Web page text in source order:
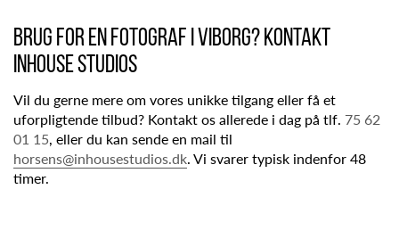
BRUG FOR EN FOTOGRAF I VIBORG? KONTAKT
INHOUSE STUDIOS
Vil du gerne mere om vores unikke tilgang eller få et
uforpligtende tilbud? Kontakt os allerede i dag på tlf. 75 62
01 15, eller du kan sende en mail til
horsens@inhousestudios.dk. Vi svarer typisk indenfor 48
timer.